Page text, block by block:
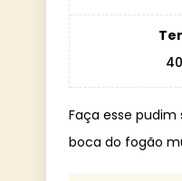
40
Faça esse
boca do fogão